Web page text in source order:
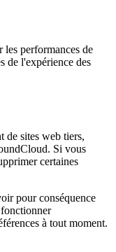
les performances de
de l'expérience des
de sites web tiers,
Si vous
certaines
pour conséquence
à tout moment.